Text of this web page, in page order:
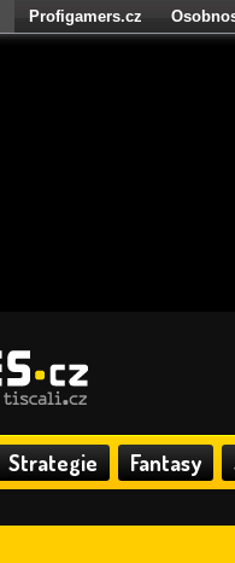
Strategie Fantasy
Profigamers.cz